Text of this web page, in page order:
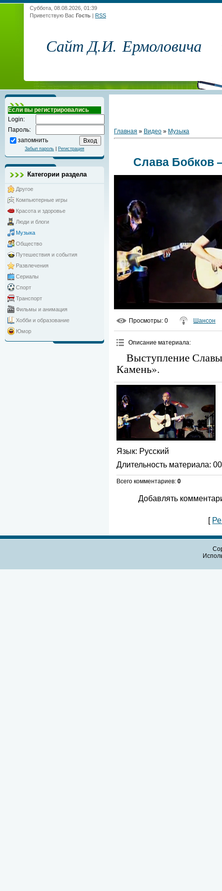
Суббота, 08.08.2026, 01:39
Приветствую Вас Гость | RSS
Сайт Д.И. Ермоловича
Если вы регистрировались
Login:
Пароль:
запомнить
Забыл пароль Регистрация
Категории раздела
Другое
Компьютерные игры
Красота и здоровье
Люди и блоги
Музыка
Общество
Путешествия и события
Развлечения
Сериалы
Спорт
Транспорт
Фильмы и анимация
Хобби и образование
Юмор
Главная » Видео » Музыка
Слава Бобков
Просмотры: 0 Шансон
Описание материала:
Выступление
Камень».
Язык: Русский
Длительность материала:
Всего комментариев: 0
Добавлять
[